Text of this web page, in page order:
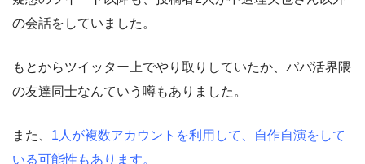
の会話をしていました。
もとからツイッター上でやり取りしていたか、パパ活界隈
の友達同士なんていう噂もありました。
また、 1人が複数アカウントを利用して、自作自演をして
いる可能性もあります。